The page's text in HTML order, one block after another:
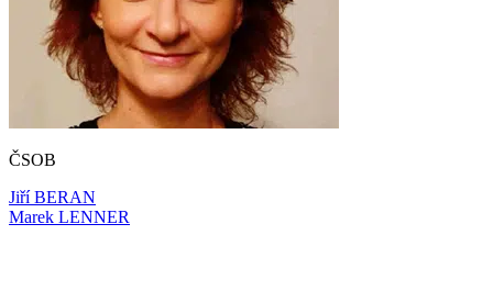
ČSOB
Navigácia
v
Jiří BERAN
Marek LENNER